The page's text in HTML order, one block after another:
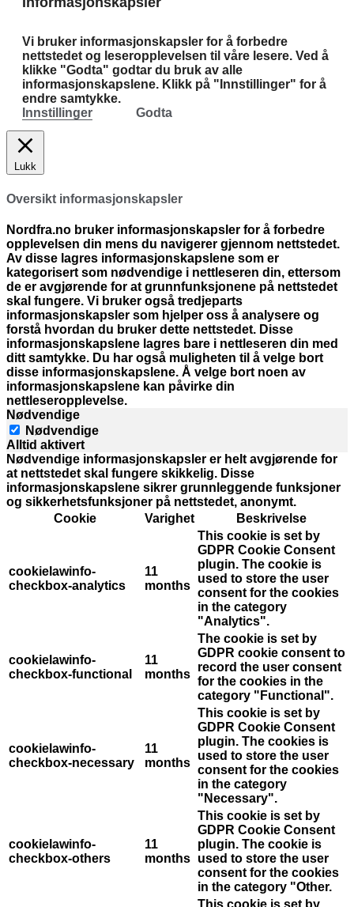
Vi bruker informasjonskapsler for å forbedre
nettstedet og leseropplevelsen til våre lesere. Ved å
klikke "Godta" godtar du bruk av alle
informasjonskapslene. Klikk på "Innstillinger" for å
endre samtykke.
Innstillinger
Godta
Lukk
Oversikt informasjonskapsler
Nordfra.no bruker informasjonskapsler for å forbedre
opplevelsen din mens du navigerer gjennom nettstedet.
Av disse lagres informasjonskapslene som er
kategorisert som nødvendige i nettleseren din, ettersom
de er avgjørende for at grunnfunksjonene på nettstedet
skal fungere. Vi bruker også tredjeparts
informasjonskapsler som hjelper oss å analysere og
forstå hvordan du bruker dette nettstedet. Disse
informasjonskapslene lagres bare i nettleseren din med
ditt samtykke. Du har også muligheten til å velge bort
disse informasjonskapslene. Å velge bort noen av
informasjonskapslene kan påvirke din
nettleseropplevelse.
Nødvendige
Nødvendige
Alltid aktivert
Nødvendige informasjonskapsler er helt avgjørende for
at nettstedet skal fungere skikkelig. Disse
informasjonskapslene sikrer grunnleggende funksjoner
og sikkerhetsfunksjoner på nettstedet, anonymt.
Cookie
Varighet Beskrivelse
cookielawinfo-
checkbox-analytics
11
months
This cookie is set by
GDPR Cookie Consent
plugin. The cookie is
used to store the user
consent for the cookies
in the category
"Analytics".
cookielawinfo-
checkbox-functional
11
months
The cookie is set by
GDPR cookie consent to
record the user consent
for the cookies in the
category "Functional".
cookielawinfo-
checkbox-necessary
11
months
This cookie is set by
GDPR Cookie Consent
plugin. The cookies is
used to store the user
consent for the cookies
in the category
"Necessary".
cookielawinfo-
checkbox-others
11
months
This cookie is set by
GDPR Cookie Consent
plugin. The cookie is
used to store the user
consent for the cookies
in the category "Other.
This cookie is set by